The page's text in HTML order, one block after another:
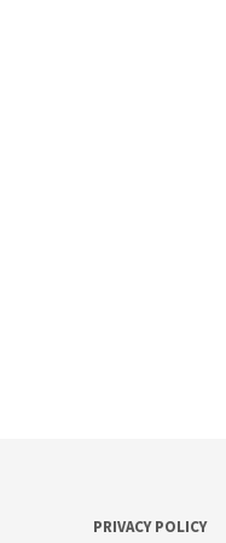
PRIVACY POLICY